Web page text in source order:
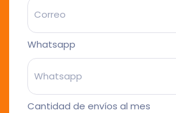
Whatsapp
Cantidad de envíos al mes